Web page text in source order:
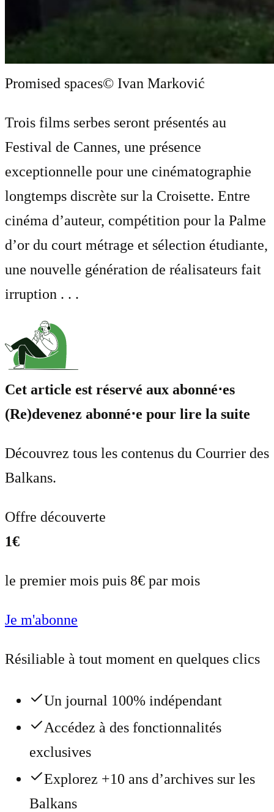
Promised spaces© Ivan Marković
Trois films serbes seront présentés au
Festival de Cannes, une présence
exceptionnelle pour une cinématographie
longtemps discrète sur la Croisette. Entre
cinéma d’auteur, compétition pour la Palme
d’or du court métrage et sélection étudiante,
une nouvelle génération de réalisateurs fait
irruption . . .
Cet article est réservé aux abonné⋅es
(Re)devenez abonné⋅e pour lire la suite
Découvrez tous les contenus du Courrier des
Balkans.
Offre découverte
1€
le premier mois puis 8€ par mois
Je m'abonne
Résiliable à tout moment en quelques clics
Un journal 100% indépendant
Accédez à des fonctionnalités
exclusives
Explorez +10 ans d’archives sur les
Balkans